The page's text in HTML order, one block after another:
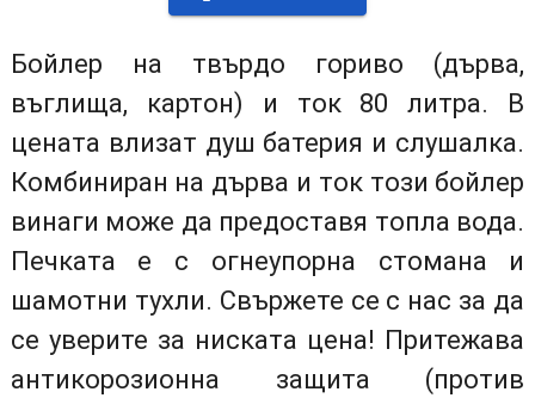
Бойлер на твърдо гориво (дърва,
въглища, картон) и ток 80 литра. В
цената влизат душ батерия и слушалка.
Комбиниран на дърва и ток този бойлер
винаги може да предоставя топла вода.
Печката е с огнеупорна стомана и
шамотни тухли. Свържете се с нас за да
се уверите за ниската цена! Притежава
антикорозионна защита (против